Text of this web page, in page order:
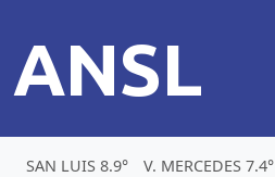
ANSL
SAN LUIS 8.9° V. MERCEDES 7.4°